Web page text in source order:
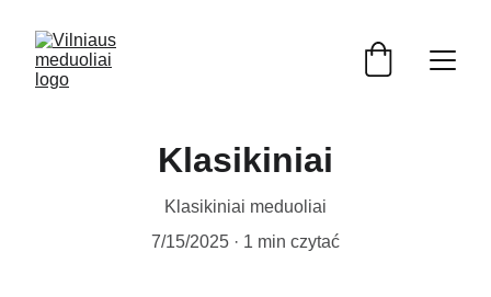
Klasikiniai
Klasikiniai meduoliai
7/15/2025
1 min czytać